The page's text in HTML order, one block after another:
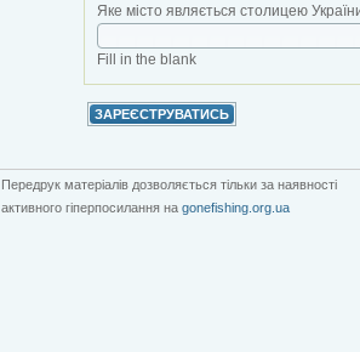
Яке місто являється столицею
Fill in the blank
Передрук матеріалів дозволяється тільки за наявності
активного гіперпосилання на gonefishing.org.ua